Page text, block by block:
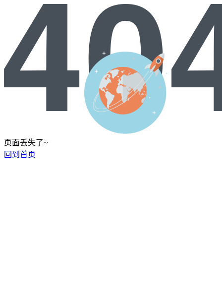
页面丢失了~
回到首页